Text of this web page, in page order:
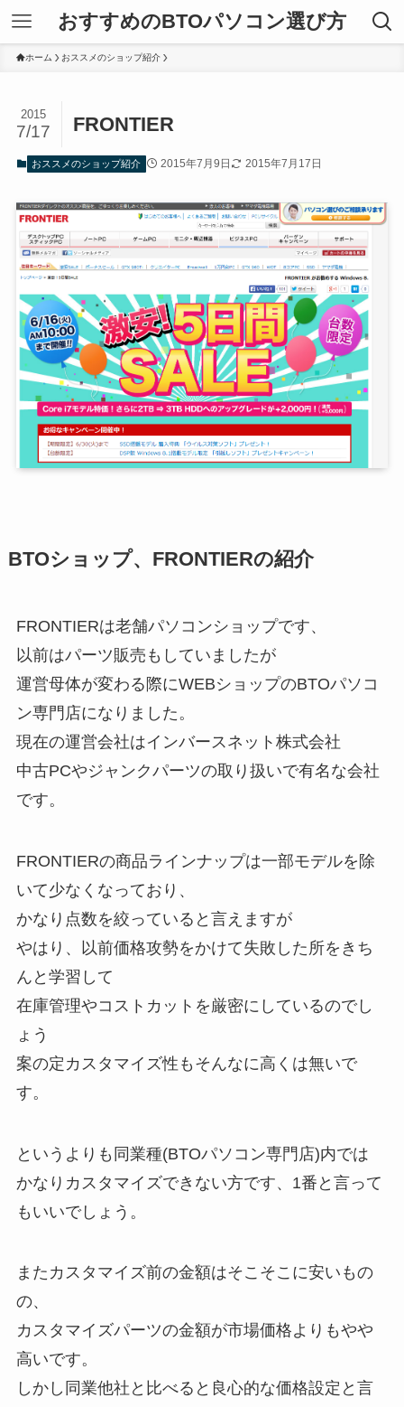
おすすめのBTOパソコン選び方
ホーム おススメのショップ紹介
FRONTIER
2015
7/17
おススメのショップ紹介 2015年7月9日 2015年7月17日
BTOショップ、FRONTIERの紹介
FRONTIERは老舗パソコンショップです、
以前はパーツ販売もしていましたが
運営母体が変わる際にWEBショップのBTOパソコ
ン専門店になりました。
現在の運営会社はインバースネット株式会社
中古PCやジャンクパーツの取り扱いで有名な会社
です。
FRONTIERの商品ラインナップは一部モデルを除
いて少なくなっており、
かなり点数を絞っていると言えますが
やはり、以前価格攻勢をかけて失敗した所をきち
んと学習して
在庫管理やコストカットを厳密にしているのでし
ょう
案の定カスタマイズ性もそんなに高くは無いで
す。
というよりも同業種(BTOパソコン専門店)内では
かなりカスタマイズできない方です、1番と言って
もいいでしょう。
またカスタマイズ前の金額はそこそこに安いもの
の、
カスタマイズパーツの金額が市場価格よりもやや
高いです。
しかし同業他社と比べると良心的な価格設定と言